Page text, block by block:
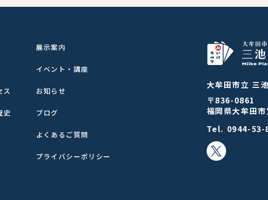
ス
史
展示案内
イベント・講座
お知らせ
ブログ
よくあるご質問
プライバシーポリシー
大牟田市立 三
〒836-0861
福岡県大牟田
Tel. 0944-53-